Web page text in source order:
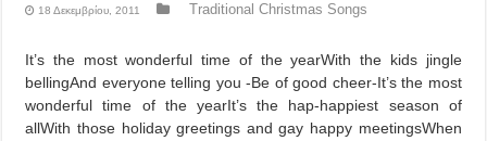
18 Δεκεμβρίου, 2011 Traditional Christmas Songs
It’s the most wonderful time of the yearWith the kids jingle
bellingAnd everyone telling you -Be of good cheer-It’s the most
wonderful time of the yearIt’s the hap-happiest season of
allWith those holiday greetings and gay happy meetingsWhen